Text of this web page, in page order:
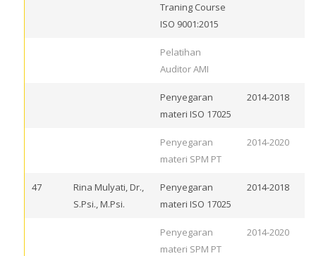
Traning Course
ISO 9001:2015
Pelatihan
Auditor AMI
Penyegaran
materi ISO 17025
2014-2018
Penyegaran
materi SPM PT
2014-2020
47
Rina Mulyati, Dr.,
S.Psi., M.Psi.
Penyegaran
materi ISO 17025
2014-2018
Penyegaran
materi SPM PT
2014-2020